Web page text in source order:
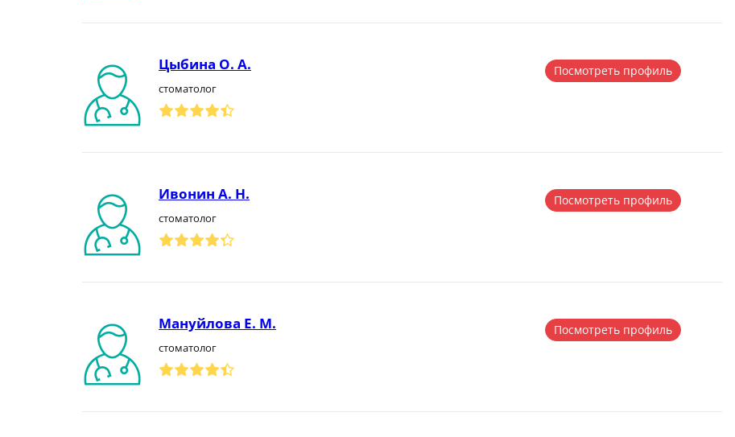
Цыбина О. А.
стоматолог
Посмотреть профиль
Ивонин А. Н.
стоматолог
Посмотреть профиль
Мануйлова Е. М.
стоматолог
Посмотреть профиль